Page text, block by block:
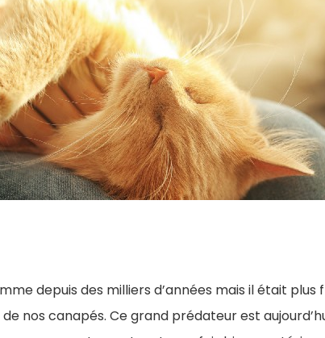
depuis des milliers d’années mais il était
nos canapés. Ce grand prédateur est